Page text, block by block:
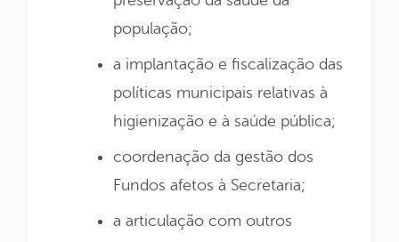
população;
a implantação e fiscalização das
políticas municipais relativas à
higienização e à saúde pública;
coordenação da gestão dos
Fundos afetos à Secretaria;
a articulação com outros